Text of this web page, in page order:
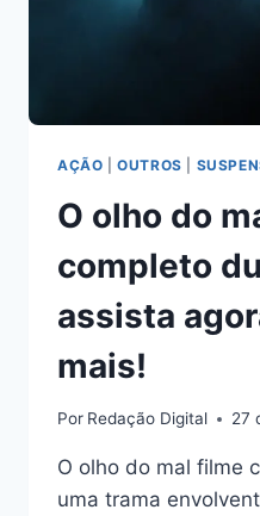
AÇÃO |OUTROS
O olho do
completo
assista
mais!
Por Redação Digital 27
O olho do mal filme
uma trama